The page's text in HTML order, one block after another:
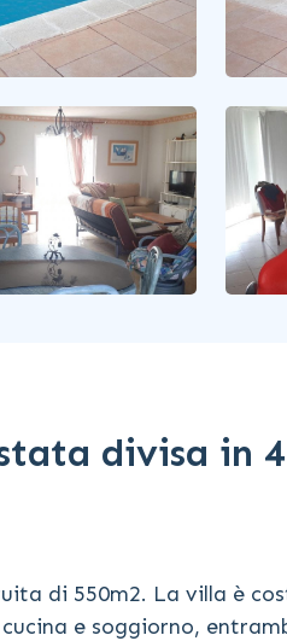
divisa in 4
di 550m2. La villa è
e soggiorno,